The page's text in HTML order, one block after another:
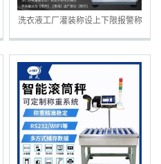
洗衣液工厂灌装称设上下限报警称
重控制开关量电子秤